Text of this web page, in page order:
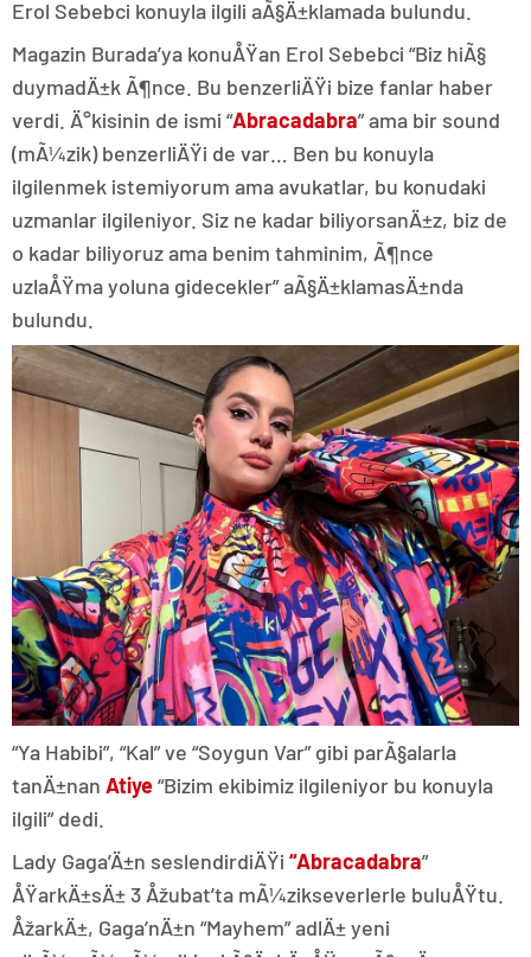
Erol Sebebci konuyla ilgili aÃ§Ä±klamada bulundu.
Magazin Burada’ya konuÅŸan Erol Sebebci “Biz hiÃ§
duymadÄ±k Ã¶nce. Bu benzerliÄŸi bize fanlar haber
verdi. Ä°kisinin de ismi “Abracadabra” ama bir sound
(mÃ¼zik) benzerliÄŸi de var… Ben bu konuyla
ilgilenmek istemiyorum ama avukatlar, bu konudaki
uzmanlar ilgileniyor. Siz ne kadar biliyorsanÄ±z, biz de
o kadar biliyoruz ama benim tahminim, Ã¶nce
uzlaÅŸma yoluna gidecekler” aÃ§Ä±klamasÄ±nda
bulundu.
“Ya Habibi”, “Kal” ve “Soygun Var” gibi parÃ§alarla
tanÄ±nan Atiye“Bizim ekibimiz ilgileniyor bu konuyla
ilgili” dedi.
Lady Gaga’Ä±n seslendirdiÄŸi “Abracadabra”
ÅŸarkÄ±sÄ± 3 Åžubat’ta mÃ¼zikseverlerle buluÅŸtu.
ÅžarkÄ±, Gaga’nÄ±n “Mayhem” adlÄ± yeni